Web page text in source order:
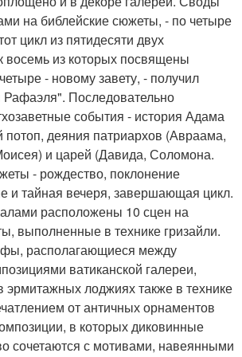
на библейские сюжеты, - по четыре
цикл из пятидесяти двух
восемь из которых посвящены
- новому завету, - получил
Рафаэля". Последовательно
события - история Адама
деяния патриархов (Авраама,
и царей (Давида, Соломона.
- рождество, поклонение
и тайная вечеря, завершающая цикл.
расположены 10 сцен на
выполненные в технике гризайли.
располагающиеся между
ватиканской галереи,
эрмитажных лоджиях также в технике
от античных орнаментов
в которых диковинные
сочетаются с мотивами, навеянными